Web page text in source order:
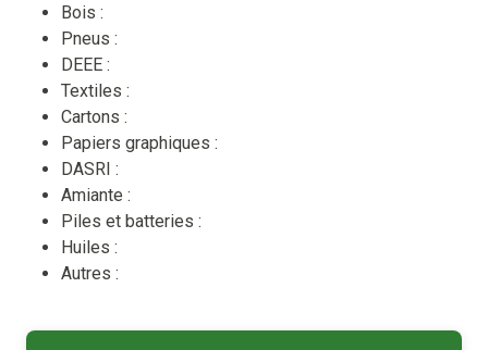
Bois :
Pneus :
DEEE :
Textiles :
Cartons :
Papiers graphiques :
DASRI :
Amiante :
Piles et batteries :
Huiles :
Autres :